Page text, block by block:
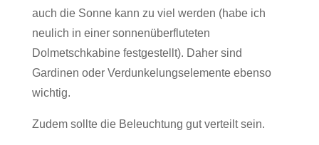
auch die Sonne kann zu viel werden (habe ich
neulich in einer sonnenüberfluteten
Dolmetschkabine festgestellt). Daher sind
Gardinen oder Verdunkelungselemente ebenso
wichtig.
Zudem sollte die Beleuchtung gut verteilt sein.